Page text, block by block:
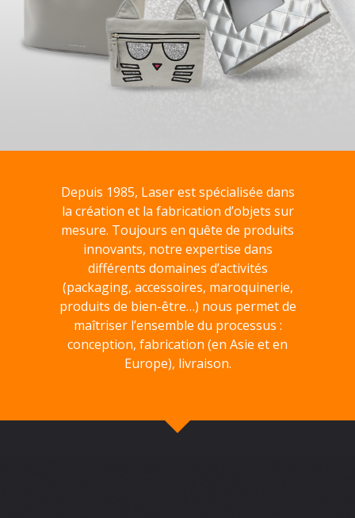
Depuis 1985, Laser est spécialisée dans
la création et la fabrication d’objets sur
mesure. Toujours en quête de produits
innovants, notre expertise dans
différents domaines d’activités
(packaging, accessoires, maroquinerie,
produits de bien-être…) nous permet de
maîtriser l’ensemble du processus :
conception, fabrication (en Asie et en
Europe), livraison.